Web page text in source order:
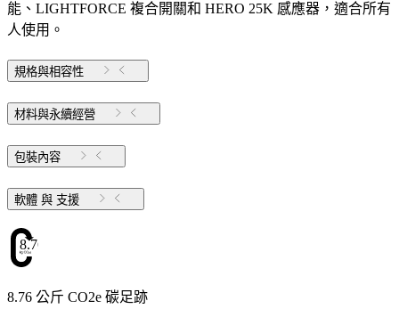
能、LIGHTFORCE 複合開關和 HERO 25K 感應器，適合所有
人使用。
規格與相容性
材料與永續經營
包裝內容
軟體 與 支援
8.76
8.76 公斤 CO2e 碳足跡